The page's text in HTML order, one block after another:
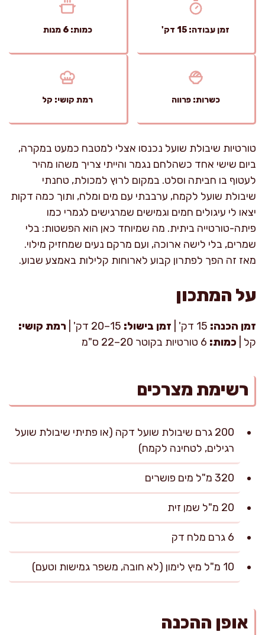
זמן עבודה: 15 דק' כמות: 6 מנות
כשרות: פרווה רמת קושי: קל
טורטיות שיבולת שועל נכנסו אצלי למטבח כמעט במקרה,
ביום שישי אחד כשהלחם נגמר והייתי צריך משהו מהיר
לעטוף בו חביתה וסלט. במקום לרוץ למכולת, טחנתי
שיבולת שועל לקמח, ערבבתי עם מים ומלח, ותוך כמה דקות
יצאו לי עיגולים חמים וגמישים שמרגישים לגמרי כמו
פיתה-טורטייה ביתית. מה שמיוחד כאן הוא הפשטות: בלי
שמרים, בלי לישה ארוכה, ועם מרקם נעים שמחזיק מילוי.
מאז זה הפך לפתרון קבוע לארוחות קלילות באמצע שבוע.
על המתכון
זמן הכנה: זמן בישול:
רמת קושי:
קל | כמות:
רשימת מצרכים
200 גרם שיבולת שועל דקה (או פתיתי שיבולת שועל
רגילים, לטחינה לקמח)
320 מ"ל מים פושרים
20 מ"ל שמן זית
6 גרם מלח דק
10 מ"ל מיץ לימון (לא חובה, משפר גמישות וטעם)
אופן ההכנה